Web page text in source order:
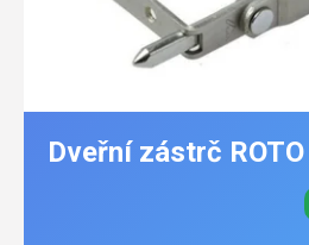
Dveřní zástrč ROTO